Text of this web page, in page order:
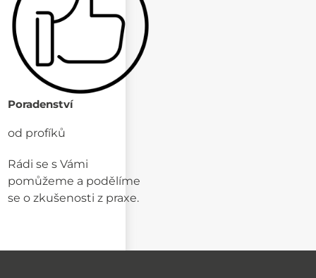
Poradenství
od profíků
Rádi se s Vámi
pomůžeme a podělíme
se o zkušenosti z praxe.